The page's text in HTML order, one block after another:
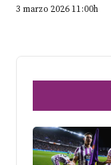
3 marzo 2026 11:00h